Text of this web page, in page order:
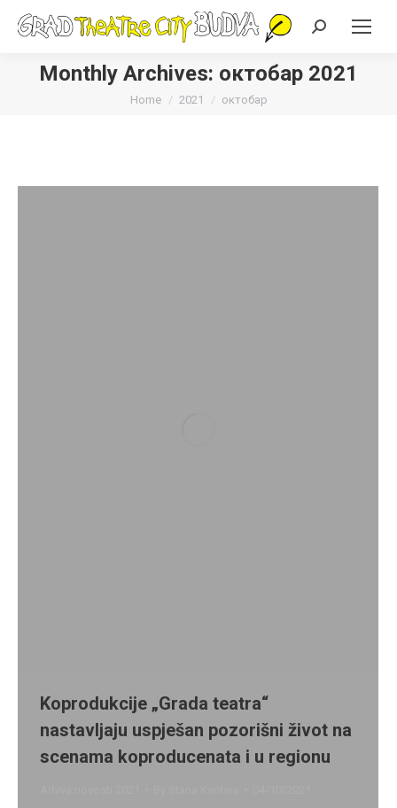
Search:
Monthly Archives: октобар 2021
You are here:
Home 2021 октобар
Koprodukcije „Grada teatra“
nastavljaju uspješan pozorišni život na
scenama koproducenata i u regionu